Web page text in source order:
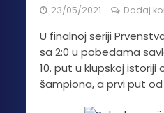
23/05/2021 Dodaj
U finalnoj seriji
sa 2:0 u pobedama
10. put u klupskoj istoriji
šampiona, a prvi put od